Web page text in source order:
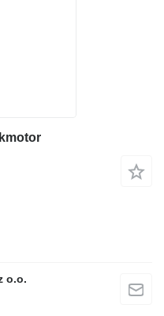
o.o.